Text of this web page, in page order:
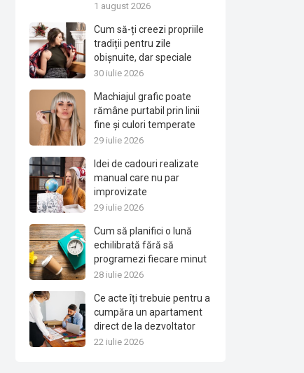
1 august 2026
Cum să-ți creezi propriile
tradiții pentru zile
obișnuite, dar speciale
30 iulie 2026
Machiajul grafic poate
rămâne purtabil prin linii
fine și culori temperate
29 iulie 2026
Idei de cadouri realizate
manual care nu par
improvizate
29 iulie 2026
Cum să planifici o lună
echilibrată fără să
programezi fiecare minut
28 iulie 2026
Ce acte îți trebuie pentru a
cumpăra un apartament
direct de la dezvoltator
22 iulie 2026